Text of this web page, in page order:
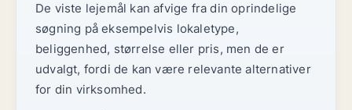
De viste lejemål kan afvige fra din oprindelige
søgning på eksempelvis lokaletype,
beliggenhed, størrelse eller pris, men de er
udvalgt, fordi de kan være relevante alternativer
for din virksomhed.